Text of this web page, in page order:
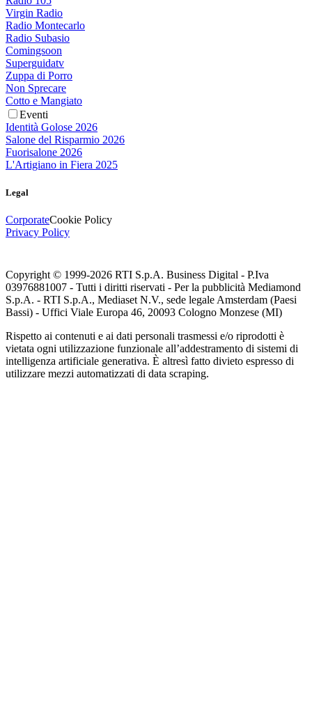
Virgin Radio
Radio Montecarlo
Radio Subasio
Comingsoon
Superguidatv
Zuppa di Porro
Non Sprecare
Cotto e Mangiato
Eventi
Identità Golose 2026
Salone del Risparmio 2026
Fuorisalone 2026
L'Artigiano in Fiera 2025
Legal
CorporateCookie Policy
Privacy Policy
Copyright © 1999-2026 RTI S.p.A. Business Digital - P.Iva
03976881007 - Tutti i diritti riservati - Per la pubblicità Mediamond
S.p.A. - RTI S.p.A., Mediaset N.V., sede legale Amsterdam (Paesi
Bassi) - Uffici Viale Europa 46, 20093 Cologno Monzese (MI)
Rispetto ai contenuti e ai dati personali trasmessi e/o riprodotti è
vietata ogni utilizzazione funzionale all’addestramento di sistemi di
intelligenza artificiale generativa. È altresì fatto divieto espresso di
utilizzare mezzi automatizzati di data scraping.